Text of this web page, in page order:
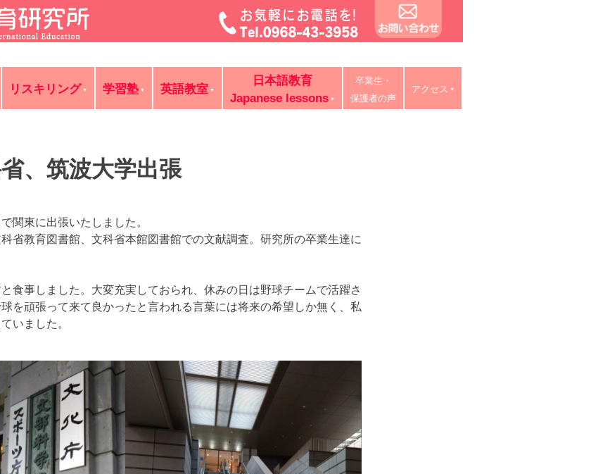
志・植木で大評判の英語教室・学習塾・日本語教室・タイ語教室・リスキリング研修。中学・高校・大学受験に有利
が個別レッスン。ビジネス英語、企業研修。オンライン授業、出張講義、家庭教師も対応。
リスキリング 学習塾 英語教室
日本語教育
Japanese lessons
卒業生・
保護者の声
アクセス
、筑波大学出張
関東に出張いたしました。
省教育図書館、文科省本館図書館での文献調査。研究所の卒業生達に
食事しました。大変充実しておられ、休みの日は野球チームで活躍さ
を頑張って来て良かったと言われる言葉には将来の希望しか無く、私
いました。